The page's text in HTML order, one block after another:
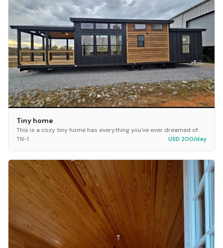
Tiny home
This is a cozy tiny home has everything you've ever dreamed of.
TN-1
USD 200/day